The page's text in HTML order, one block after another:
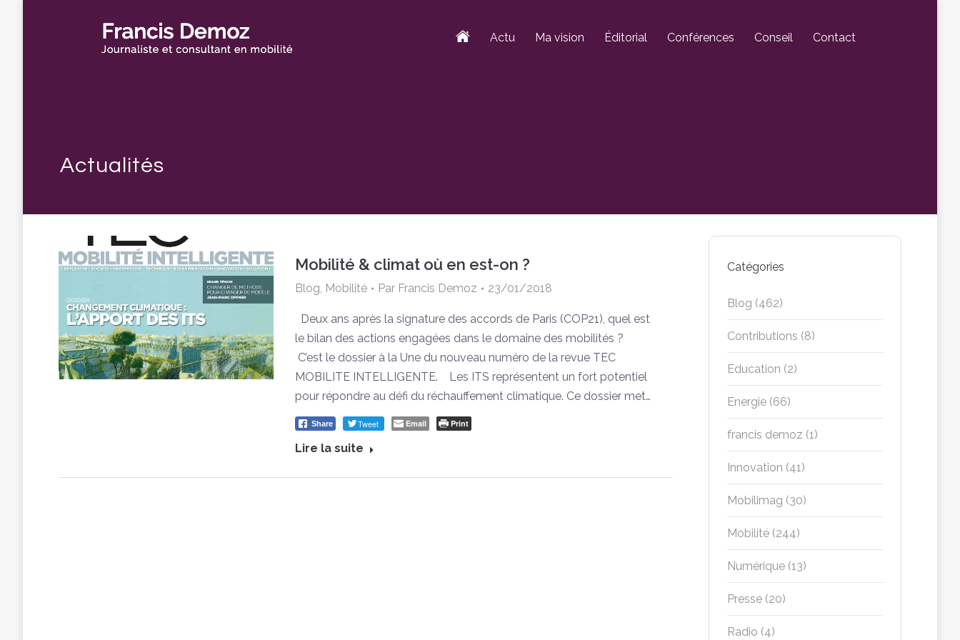
Actu Ma vision Éditorial Conférences Conseil Contact
Mobilité & climat où en est-on ?
Blog, Mobilité Par Francis Demoz 23/01/2018
Deux ans après la signature des accords de Paris (COP21), quel est
le bilan des actions engagées dans le domaine des mobilités ?
C’est le dossier à la Une du nouveau numéro de la revue TEC
MOBILITE INTELLIGENTE. Les ITS représentent un fort potentiel
pour répondre au défi du réchauffement climatique. Ce dossier met…
Share Tweet Email Print
Lire la suite
Catégories
Blog (462)
Contributions (8)
Education (2)
Energie (66)
francis demoz (1)
Innovation (41)
Mobilimag (30)
Mobilité (244)
Numérique (13)
Presse (20)
Radio (4)